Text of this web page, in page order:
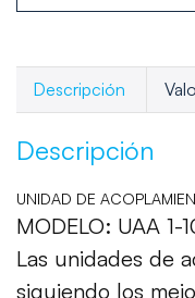
Descripción
Descripción
UNIDAD DE
MODELO: UAA 1-
Las unidades de
siguiendo los